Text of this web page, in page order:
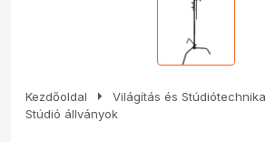
Kezdőoldal arrow_right Világítás és Stúdiótechnika
Stúdió állványok